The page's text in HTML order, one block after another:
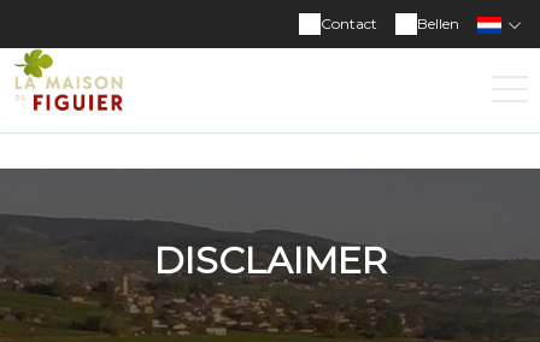
Bellen
Contact
DISCLAIMER